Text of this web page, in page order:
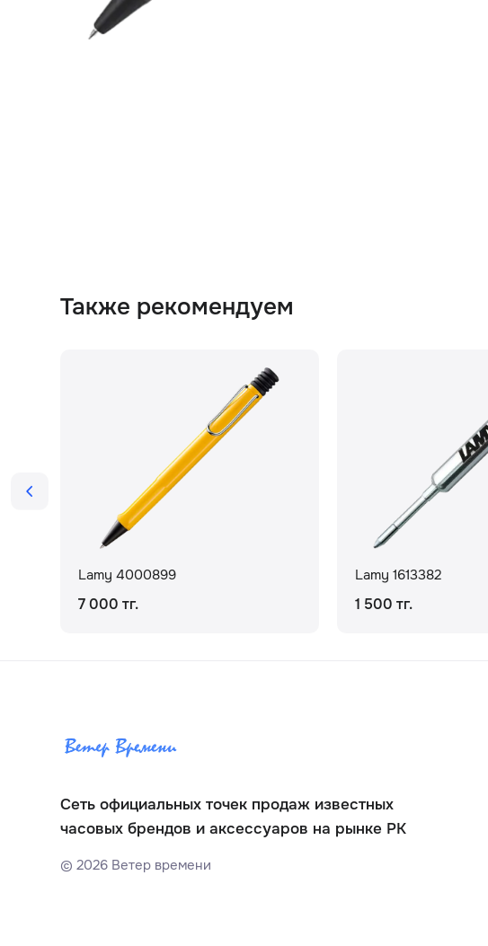
Также рекомендуем
Lamy 4000899
7 000 тг.
Lamy 1613382
1 500 тг.
Сеть официальных точек продаж известных
часовых брендов и аксессуаров на рынке РК
©2026 Ветер времени